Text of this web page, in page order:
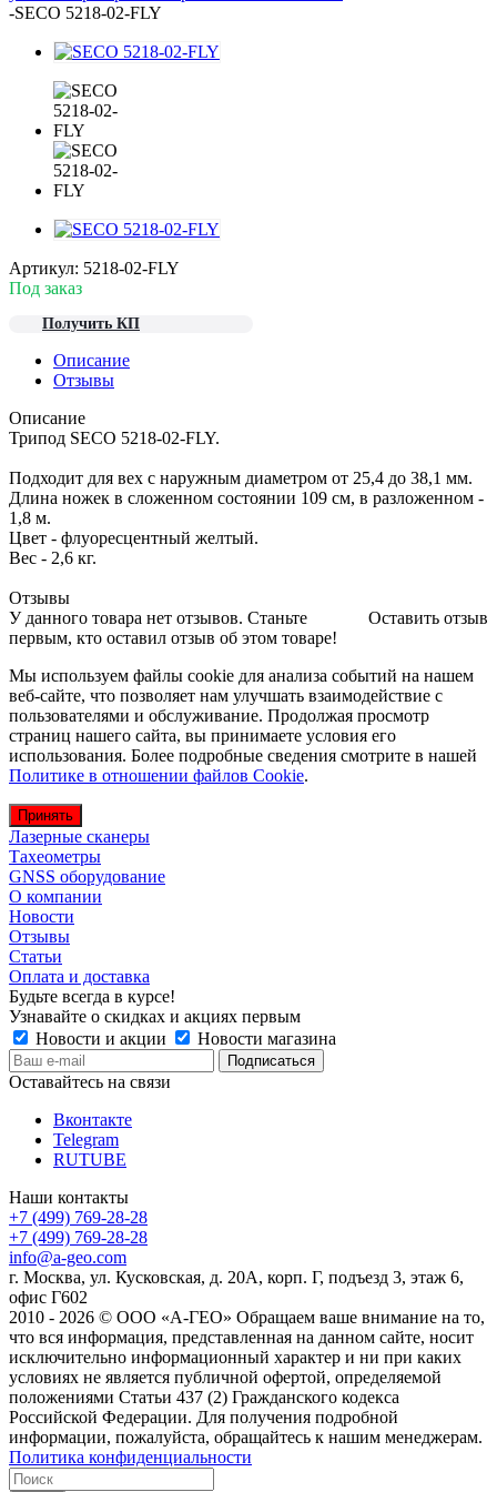
-SECO 5218-02-FLY
Артикул: 5218-02-FLY
Под заказ
Получить КП
Описание
Отзывы
Описание
Трипод SECO 5218-02-FLY.
Подходит для вех с наружным диаметром от 25,4 до 38,1 мм.
Длина ножек в сложенном состоянии 109 см, в разложенном -
1,8 м.
Цвет - флуоресцентный желтый.
Вес - 2,6 кг.
Отзывы
Оставить отзыв
У данного товара нет отзывов. Станьте
первым, кто оставил отзыв об этом товаре!
Мы используем файлы cookie для анализа событий на нашем
веб-сайте, что позволяет нам улучшать взаимодействие с
пользователями и обслуживание. Продолжая просмотр
страниц нашего сайта, вы принимаете условия его
использования. Более подробные сведения смотрите в нашей
Политике в отношении файлов Cookie.
Принять
Лазерные сканеры
Тахеометры
GNSS оборудование
О компании
Новости
Отзывы
Статьи
Оплата и доставка
Будьте всегда в курсе!
Узнавайте о скидках и акциях первым
Новости и акции
Новости магазина
Оставайтесь на связи
Вконтакте
Telegram
RUTUBE
Наши контакты
+7 (499) 769-28-28
+7 (499) 769-28-28
info@a-geo.com
г. Москва, ул. Кусковская, д. 20А, корп. Г, подъезд 3, этаж 6,
офис Г602
2010 - 2026 © ООО «А-ГЕО» Обращаем ваше внимание на то,
что вся информация, представленная на данном сайте, носит
исключительно информационный характер и ни при каких
условиях не является публичной офертой, определяемой
положениями Статьи 437 (2) Гражданского кодекса
Российской Федерации. Для получения подробной
информации, пожалуйста, обращайтесь к нашим менеджерам.
Политика конфиденциальности